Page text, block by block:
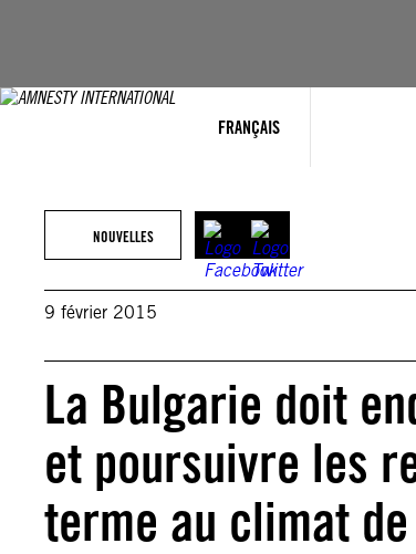
FRANÇAIS
NOUVELLES
9 février 2015
La Bulgarie doit
et poursuivre les
terme au climat